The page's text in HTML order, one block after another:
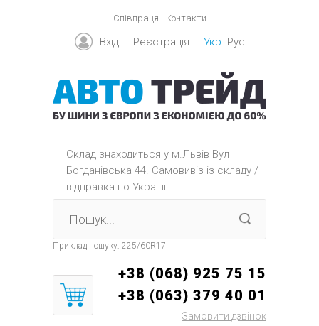
Співпраця Контакти
Вхід Реєстрація Укр Рус
Склад знаходиться y м.Львів Вул
Богданівська 44. Самовивіз із складу /
відправка по Україні
Приклад пошуку: 225/60R17
+38 (068) 925 75 15
+38 (063) 379 40 01
Замовити дзвінок